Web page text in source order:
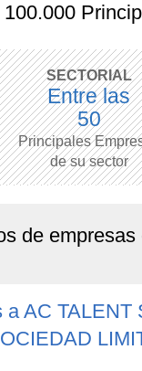
SECTORIAL
Entre las
50
Principales
de su sector
de
AC